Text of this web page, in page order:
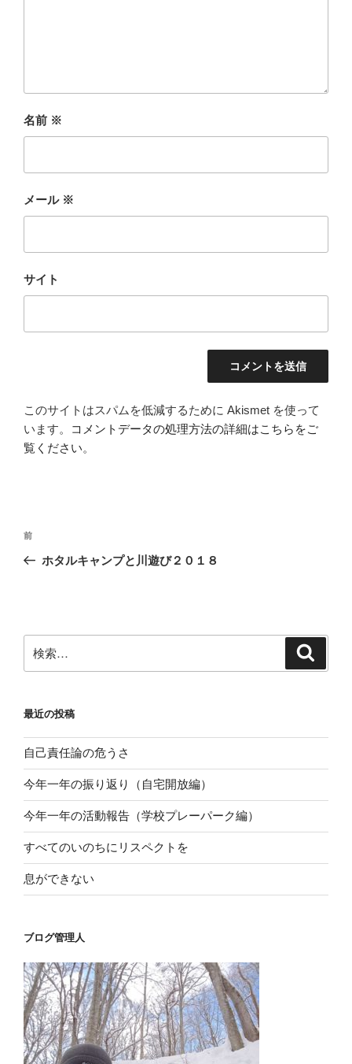
名前 ※
メール ※
サイト
このサイトはスパムを低減するために Akismet を使って
います。
コメントデータの処理方法の詳細はこちらをご
覧ください。
投
ナ
ー
シ
前
の
前
ホタルキャンプと川遊び２０１８
索:
最近の投稿
自己責任論の危うさ
今年一年の振り返り（自宅開放編）
今年一年の活動報告（学校プレーパーク編）
すべてのいのちにリスペクトを
息ができない
ブログ管理人